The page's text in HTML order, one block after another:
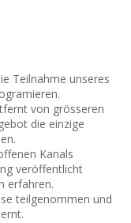
Teilnahme unseres
von grösseren
die einzige
Kanals
veröffentlicht
erfahren.
teilgenommen und